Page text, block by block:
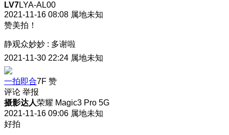
LV7LYA-AL00
2021-11-16 08:08 属地未知
赞美拍！
静观众妙妙 : 多谢啦
2021-11-30 22:24 属地未知
一拍即合7F 赞
评论 举报
摄影达人荣耀 Magic3 Pro 5G
2021-11-16 09:06 属地未知
好拍